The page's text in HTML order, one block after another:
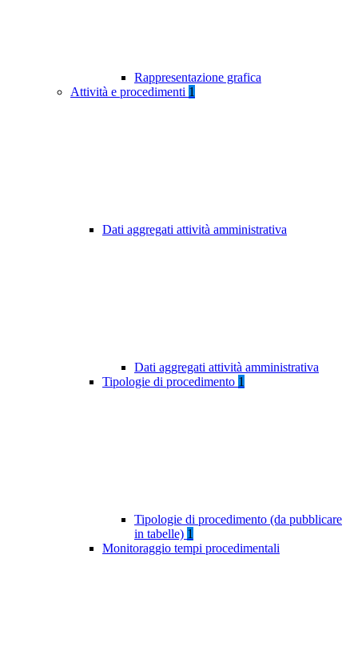
Rappresentazione grafica
Attività e procedimenti 1
Dati aggregati attività amministrativa
Dati aggregati attività amministrativa
Tipologie di procedimento 1
Tipologie di procedimento (da pubblicare
in tabelle) 1
Monitoraggio tempi procedimentali